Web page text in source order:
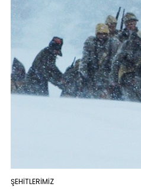
ŞEHİTLERİMİZ